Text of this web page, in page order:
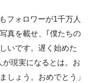
フォロワーが1千万人
真を載せ、｢僕たちの
いです。遅く始めた
現実になるとは。お
しょう。おめでとう」